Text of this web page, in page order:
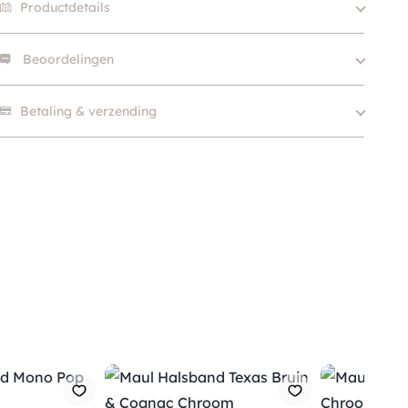
Productdetails
Size
Kleur
Beige / Taupe, Wit
Merk
Beoordelingen
Betaling & verzending